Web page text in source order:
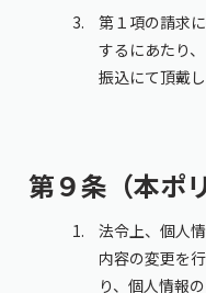
第１項の請求
するにあたり
振込にて頂戴
第９条（本ポ
法令上、個人
内容の変更を
り、個人情報